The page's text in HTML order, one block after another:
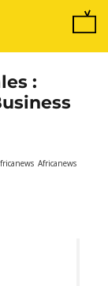
:
Africanews